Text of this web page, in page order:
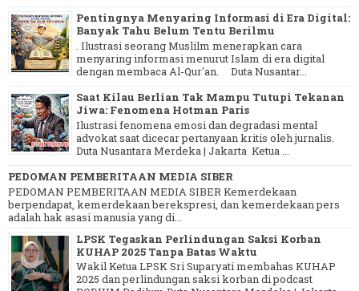
Pentingnya Menyaring Informasi di Era Digital:
Banyak Tahu Belum Tentu Berilmu
. Ilustrasi seorang Muslilm menerapkan cara
menyaring informasi menurut Islam di era digital
dengan membaca Al-Qur'an. Duta Nusantar...
Saat Kilau Berlian Tak Mampu Tutupi Tekanan
Jiwa: Fenomena Hotman Paris
Ilustrasi fenomena emosi dan degradasi mental
advokat saat dicecar pertanyaan kritis oleh jurnalis.
Duta Nusantara Merdeka | Jakarta Ketua ...
PEDOMAN PEMBERITAAN MEDIA SIBER
PEDOMAN PEMBERITAAN MEDIA SIBER Kemerdekaan
berpendapat, kemerdekaan berekspresi, dan kemerdekaan pers
adalah hak asasi manusia yang di...
LPSK Tegaskan Perlindungan Saksi Korban
KUHAP 2025 Tanpa Batas Waktu
Wakil Ketua LPSK Sri Suparyati membahas KUHAP
2025 dan perlindungan saksi korban di podcast